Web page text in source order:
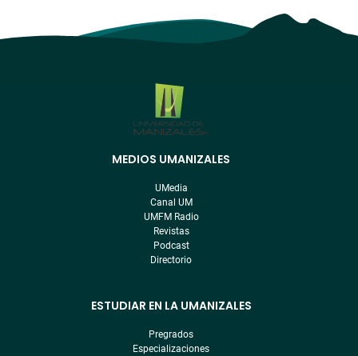
MEDIOS UMANIZALES
UMedia
Canal UM
UMFM Radio
Revistas
Podcast
Directorio
ESTUDIAR EN LA UMANIZALES
Pregrados
Especializaciones